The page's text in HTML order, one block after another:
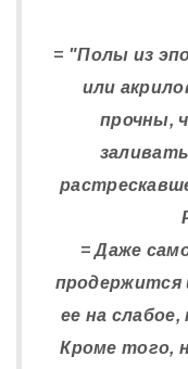
= "Полы из
или
прочны,
= Даже
продержится
ее на
Кроме того,